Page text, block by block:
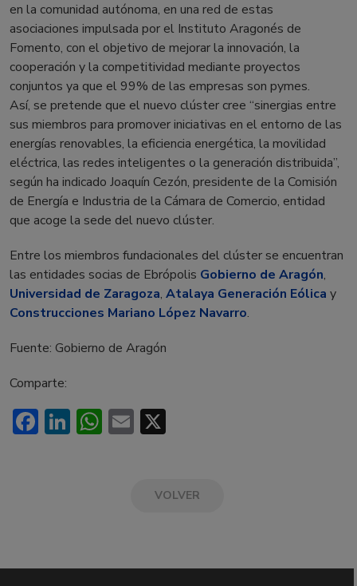
en la comunidad autónoma, en una red de estas
asociaciones impulsada por el Instituto Aragonés de
Fomento, con el objetivo de mejorar la innovación, la
cooperación y la competitividad mediante proyectos
conjuntos ya que el 99% de las empresas son pymes.
Así, se pretende que el nuevo clúster cree “sinergias entre
sus miembros para promover iniciativas en el entorno de las
energías renovables, la eficiencia energética, la movilidad
eléctrica, las redes inteligentes o la generación distribuida”,
según ha indicado Joaquín Cezón, presidente de la Comisión
de Energía e Industria de la Cámara de Comercio, entidad
que acoge la sede del nuevo clúster.
Entre los miembros fundacionales del clúster se encuentran
las entidades socias de Ebrópolis Gobierno de Aragón,
Universidad de Zaragoza, Atalaya Generación Eólica y
Construcciones Mariano López Navarro.
Fuente: Gobierno de Aragón
Comparte:
Facebook
LinkedIn
WhatsApp
Email
VOLVER